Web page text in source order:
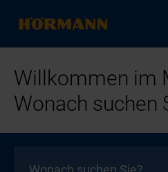
Willkommen im
Wonach suchen